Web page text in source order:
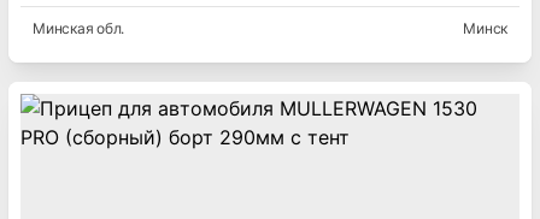
Минская обл. Минск